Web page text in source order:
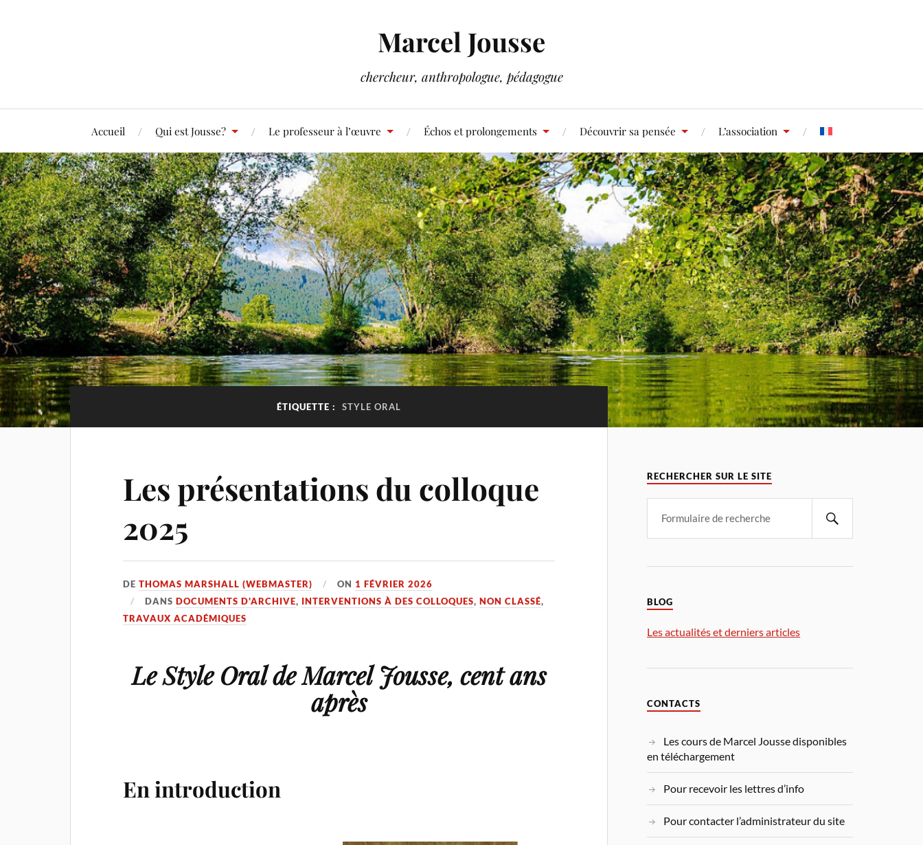
Marcel Jousse
chercheur, anthropologue, pédagogue
Accueil Qui est Jousse? Le professeur à l’œuvre Échos et prolongements Découvrir sa pensée L’association
ÉTIQUETTE : STYLE ORAL
Les présentations du colloque
2025
DETHOMAS MARSHALL (WEBMASTER) ON 1 FÉVRIER 2026
DANSDOCUMENTS D'ARCHIVE, INTERVENTIONS À DES COLLOQUES,NON CLASSÉ,
TRAVAUX ACADÉMIQUES
Le Style Oral de Marcel Jousse, cent ans
après
En introduction
RECHERCHER SUR LE SITE
BLOG
Les actualités et derniers articles
CONTACTS
Les cours de Marcel Jousse disponibles
en téléchargement
Pour recevoir les lettres d’info
Pour contacter l’administrateur du site